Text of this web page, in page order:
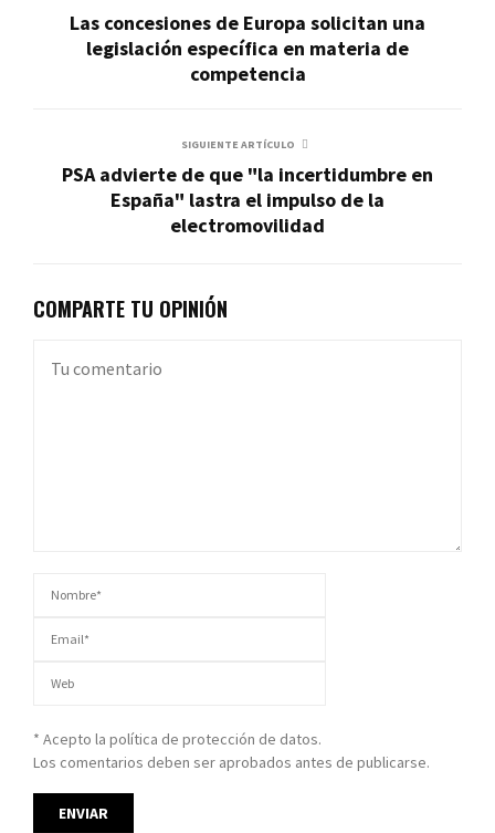
Las concesiones de Europa solicitan una
legislación específica en materia de
competencia
SIGUIENTE ARTÍCULO
PSA advierte de que "la incertidumbre en
España" lastra el impulso de la
electromovilidad
COMPARTE TU OPINIÓN
* Acepto la política de protección de datos.
Los comentarios deben ser aprobados antes de publicarse.